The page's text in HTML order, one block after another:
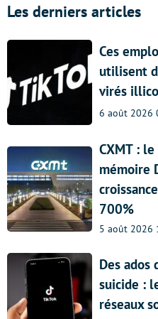
Les derniers articles
Ces
utilisent
virés illico
6 août 2026
CXMT :
mémoire
700%
5 août 2026
Des ados
suicide :
réseaux